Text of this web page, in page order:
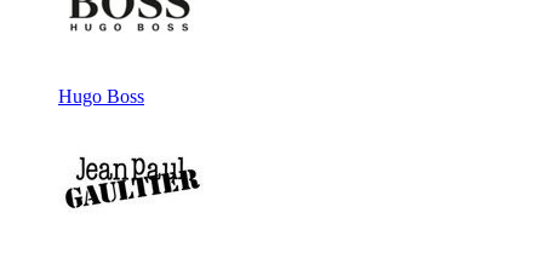
Hugo Boss